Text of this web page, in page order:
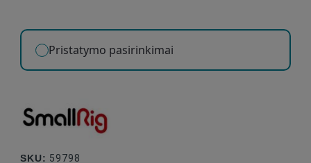
Pristatymo pasirinkimai
SKU: 59798